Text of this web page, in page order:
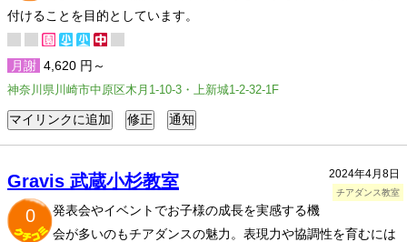
付けることを目的としています。
月謝 4,620 円～
神奈川県川崎市中原区木月1-10-3・上新城1-2-32-1F
2024年4月8日
チアダンス教室
Gravis 武蔵小杉教室
0
発表会やイベントでお子様の成長を実感する機
会が多いのもチアダンスの魅力。表現力や協調性を育むには